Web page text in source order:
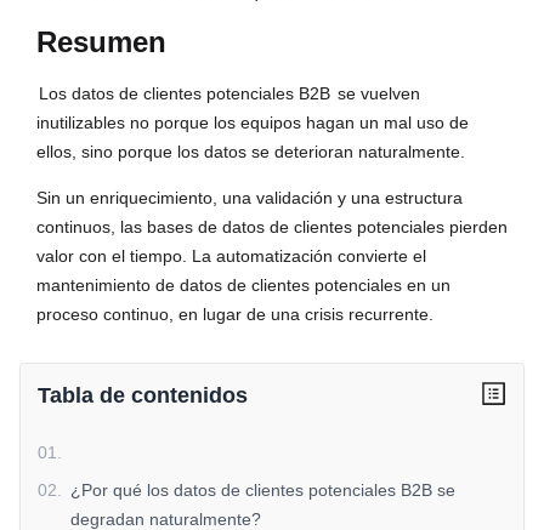
Resumen
Los datos de clientes potenciales B2B se vuelven
inutilizables no porque los equipos hagan un mal uso de
ellos, sino porque los datos se deterioran naturalmente.
Sin un enriquecimiento, una validación y una estructura
continuos, las bases de datos de clientes potenciales pierden
valor con el tiempo. La automatización convierte el
mantenimiento de datos de clientes potenciales en un
proceso continuo, en lugar de una crisis recurrente.
Tabla de contenidos
01
02
¿Por qué los datos de clientes potenciales B2B se
degradan naturalmente?